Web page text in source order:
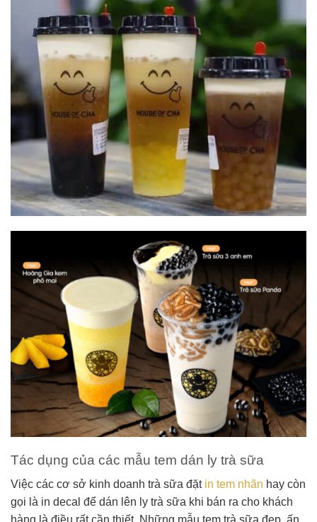
Tác dụng của các mẫu tem dán ly trà sữa
Việc các cơ sở kinh doanh trà sữa đặt in tem nhãn hay còn
gọi là in decal để dán lên ly trà sữa khi bán ra cho khách